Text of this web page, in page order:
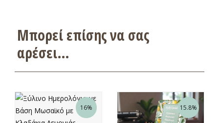
Μπορεί επίσης να σας
αρέσει…
16% 15.8%